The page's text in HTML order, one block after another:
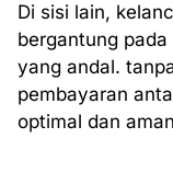
Di sisi lain,
bergantung
yang andal.
pembayaran
optimal dan